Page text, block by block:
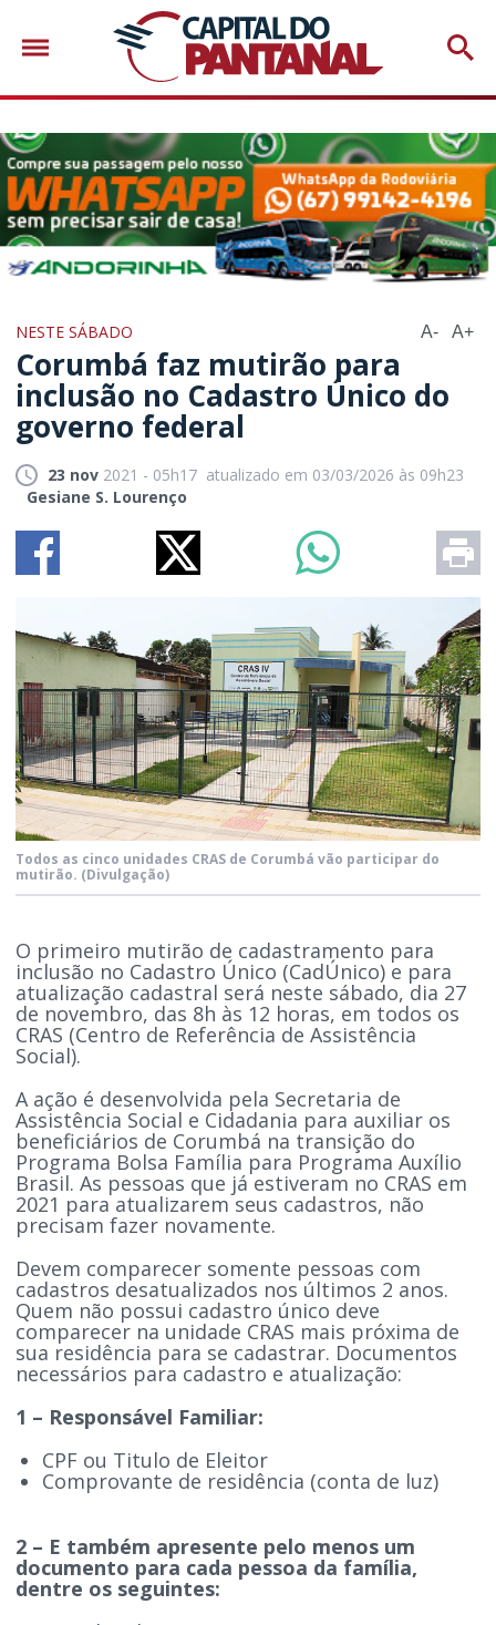
NESTE SÁBADO A- A+
Corumbá faz mutirão para
inclusão no Cadastro Único do
governo federal
23 nov 2021 - 05h17 atualizado em 03/03/2026 às 09h23
Gesiane S. Lourenço
Todos as cinco unidades CRAS de Corumbá vão participar do
mutirão. (Divulgação)
O primeiro mutirão de cadastramento para
inclusão no Cadastro Único (CadÚnico) e para
atualização cadastral será neste sábado, dia 27
de novembro, das 8h às 12 horas, em todos os
CRAS (Centro de Referência de Assistência
Social).
A ação é desenvolvida pela Secretaria de
Assistência Social e Cidadania para auxiliar os
beneficiários de Corumbá na transição do
Programa Bolsa Família para Programa Auxílio
Brasil. As pessoas que já estiveram no CRAS em
2021 para atualizarem seus cadastros, não
precisam fazer novamente.
Devem comparecer somente pessoas com
cadastros desatualizados nos últimos 2 anos.
Quem não possui cadastro único deve
comparecer na unidade CRAS mais próxima de
sua residência para se cadastrar. Documentos
necessários para cadastro e atualização:
1 – Responsável Familiar:
CPF ou Titulo de Eleitor
Comprovante de residência (conta de luz)
2 – E também apresente pelo menos um
documento para cada pessoa da família,
dentre os seguintes: